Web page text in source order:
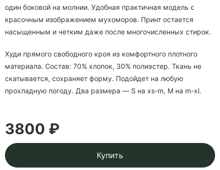
один боковой на молнии. Удобная практичная модель с
красочным изображением мухоморов. Принт остается
насыщенным и четким даже после многочисленных стирок.
Худи прямого свободного кроя из комфортного плотного
материала. Состав: 70% хлопок, 30% полиэстер. Ткань не
скатывается, сохраняет форму. Подойдет на любую
прохладную погоду. Два размера — S на xs-m, M на m-xl.
3800 ₽
Купить